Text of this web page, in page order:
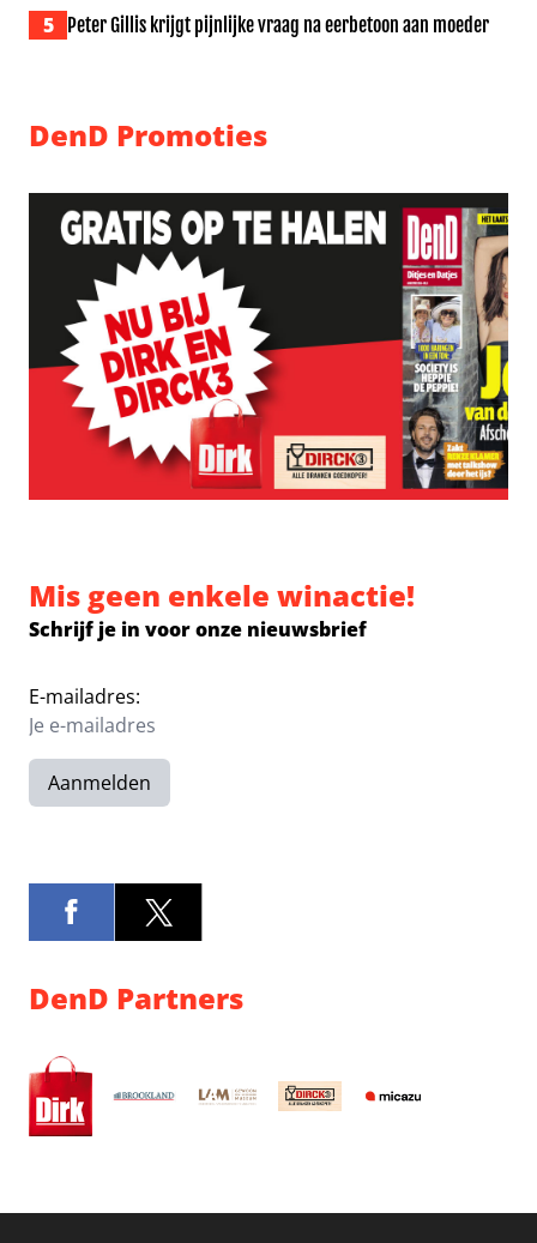
5 Peter Gillis krijgt pijnlijke vraag na eerbetoon aan moeder
DenD Promoties
Mis geen enkele winactie!
Schrijf je in voor onze nieuwsbrief
E-mailadres:
Aanmelden
DenD Partners